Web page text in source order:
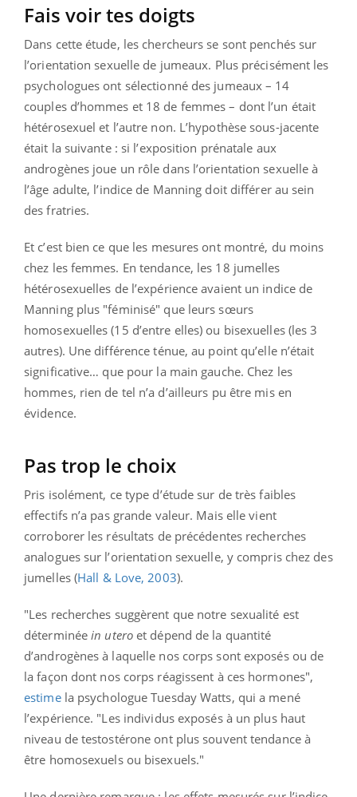
Fais voir tes doigts
Dans cette étude, les chercheurs se sont penchés sur
l’orientation sexuelle de jumeaux. Plus précisément les
psychologues ont sélectionné des jumeaux – 14
couples d’hommes et 18 de femmes – dont l’un était
hétérosexuel et l’autre non. L’hypothèse sous-jacente
était la suivante : si l’exposition prénatale aux
androgènes joue un rôle dans l’orientation sexuelle à
l’âge adulte, l’indice de Manning doit différer au sein
des fratries.
Et c’est bien ce que les mesures ont montré, du moins
chez les femmes. En tendance, les 18 jumelles
hétérosexuelles de l’expérience avaient un indice de
Manning plus "féminisé" que leurs sœurs
homosexuelles (15 d’entre elles) ou bisexuelles (les 3
autres). Une différence ténue, au point qu’elle n’était
significative… que pour la main gauche. Chez les
hommes, rien de tel n’a d’ailleurs pu être mis en
évidence.
Pas trop le choix
Pris isolément, ce type d’étude sur de très faibles
effectifs n’a pas grande valeur. Mais elle vient
corroborer les résultats de précédentes recherches
analogues sur l’orientation sexuelle, y compris chez des
jumelles (Hall & Love, 2003).
"Les recherches suggèrent que notre sexualité est
déterminéein uteroet dépend de la quantité
d’androgènes à laquelle nos corps sont exposés ou de
la façon dont nos corps réagissent à ces hormones",
estimela psychologue Tuesday Watts, qui a mené
l’expérience. "Les individus exposés à un plus haut
niveau de testostérone ont plus souvent tendance à
être homosexuels ou bisexuels."